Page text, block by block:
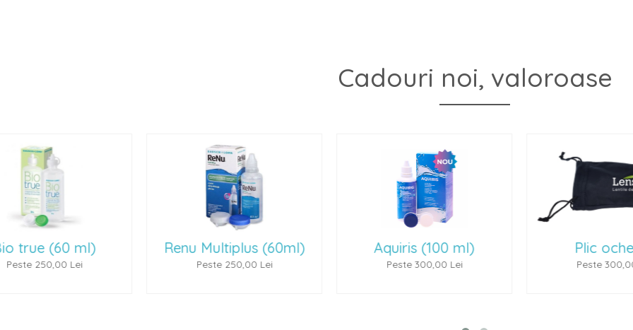
Cadouri noi, valoroase
Renu Multiplus (60ml)
Peste 250,00 Lei
Aquiris (100 ml)
Peste 300,00 Lei
Plic ochelari
Peste 300,00 Lei